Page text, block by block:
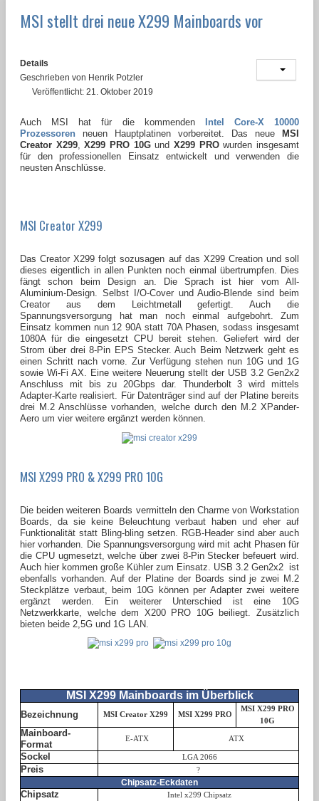
MSI stellt drei neue X299 Mainboards vor
Details
Geschrieben von Henrik Potzler
Veröffentlicht: 21. Oktober 2019
Auch MSI hat für die kommenden Intel Core-X 10000
Prozessoren neuen Hauptplatinen vorbereitet. Das neue MSI
Creator X299,X299 PRO 10GundX299 PROwurden insgesamt
für den professionellen Einsatz entwickelt und verwenden die
neusten Anschlüsse.
MSI Creator X299
Das Creator X299 folgt sozusagen auf das X299 Creation und soll
dieses eigentlich in allen Punkten noch einmal übertrumpfen. Dies
fängt schon beim Design an. Die Sprach ist hier vom All-
Aluminium-Design. Selbst I/O-Cover und Audio-Blende sind beim
Creator aus dem Leichtmetall gefertigt. Auch die
Spannungsversorgung hat man noch einmal aufgebohrt. Zum
Einsatz kommen nun 12 90A statt 70A Phasen, sodass insgesamt
1080A für die eingesetzt CPU bereit stehen. Geliefert wird der
Strom über drei 8-Pin EPS Stecker. Auch Beim Netzwerk geht es
einen Schritt nach vorne. Zur Verfügung stehen nun 10G und 1G
sowie Wi-Fi AX. Eine weitere Neuerung stellt der USB 3.2 Gen2x2
Anschluss mit bis zu 20Gbps dar. Thunderbolt 3 wird mittels
Adapter-Karte realisiert. Für Datenträger sind auf der Platine bereits
drei M.2 Anschlüsse vorhanden, welche durch den M.2 XPander-
Aero um vier weitere ergänzt werden können.
MSI X299 PRO & X299 PRO 10G
Die beiden weiteren Boards vermitteln den Charme von Workstation
Boards, da sie keine Beleuchtung verbaut haben und eher auf
Funktionalität statt Bling-bling setzen. RGB-Header sind aber auch
hier vorhanden. Die Spannungsversorgung wird mit acht Phasen für
die CPU ugmesetzt, welche über zwei 8-Pin Stecker befeuert wird.
Auch hier kommen große Kühler zum Einsatz. USB 3.2 Gen2x2 ist
ebenfalls vorhanden. Auf der Platine der Boards sind je zwei M.2
Steckplätze verbaut, beim 10G können per Adapter zwei weitere
ergänzt werden. Ein weiterer Unterschied ist eine 10G
Netzwerkkarte, welche dem X200 PRO 10G beiliegt. Zusätzlich
bieten beide 2,5G und 1G LAN.
MSI X299 Mainboards im Überblick
Bezeichnung MSI Creator X299 MSI X299 PRO
MSI X299 PRO
10G
Mainboard-
Format
E-ATX ATX
Sockel LGA 2066
Preis ?
Chipsatz-Eckdaten
Chipsatz Intel x299 Chipsatz